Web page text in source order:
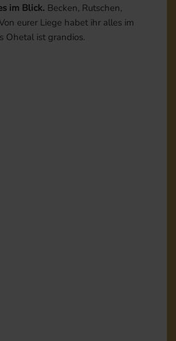
im Blick. Becken, Rutschen,
eurer Liege habet ihr alles im
Ohetal ist grandios.